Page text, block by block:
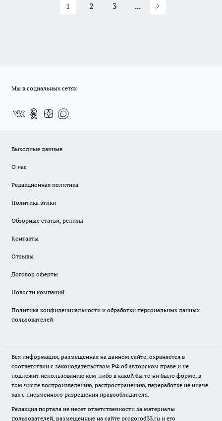
1 2 3 ...
Мы в социальных сетях
Выходные данные
О нас
Редакционная политика
Политика этики
Обзорные статьи, релизы
Контакты
Отзывы
Договор оферты
Новости компаний
Политика конфиденциальности и обработки персональных данных
пользователей
Вся информация, размещенная на данном сайте, охраняется в
соответствии с законодательством РФ об авторском праве и не
подлежит использованию кем-либо в какой бы то ни было форме, в
том числе воспроизведению, распространению, переработке не иначе
как с письменного разрешения правообладателя.
Редакция портала не несет ответственности за материалы
пользователей, размещенные на сайте progorod33.ru и его